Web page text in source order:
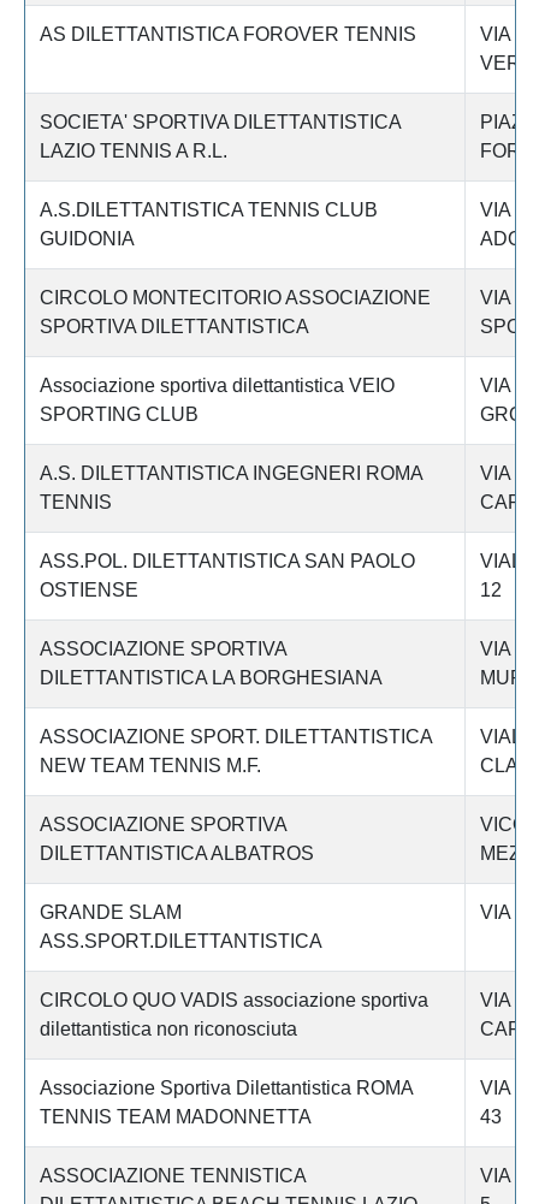
AS DILETTANTISTICA FOROVER TENNIS
VIA
SOCIETA' SPORTIVA DILETTANTISTICA
LAZIO TENNIS A R.L.
A.S.DILETTANTISTICA TENNIS CLUB
GUIDONIA
VIA
CIRCOLO MONTECITORIO ASSOCIAZIONE
SPORTIVA DILETTANTISTICA
VIA
Associazione sportiva dilettantistica VEIO
SPORTING CLUB
VIA DI
A.S. DILETTANTISTICA INGEGNERI ROMA
TENNIS
VIA
ASS.POL. DILETTANTISTICA SAN PAOLO
OSTIENSE
VIALE
12
ASSOCIAZIONE SPORTIVA
DILETTANTISTICA LA BORGHESIANA
VIA
ASSOCIAZIONE SPORT. DILETTANTISTICA
NEW TEAM TENNIS M.F.
VIALE
ASSOCIAZIONE SPORTIVA
DILETTANTISTICA ALBATROS
GRANDE SLAM
ASS.SPORT.DILETTANTISTICA
VIA
CIRCOLO QUO VADIS associazione sportiva
dilettantistica non riconosciuta
VIA
Associazione Sportiva Dilettantistica ROMA
TENNIS TEAM MADONNETTA
VIA
43
ASSOCIAZIONE TENNISTICA
VIA